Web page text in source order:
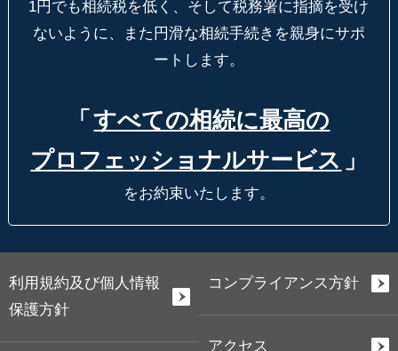
1円でも相続税を低く、そして税務署に指摘を受け
ないように、
また円滑な相続手続きを親身にサポ
ートします。
「 すべての相続に最高の
プロフェッショナルサービス 」
をお約束いたします。
利用規約及び個人情報
保護方針
コンプライアンス方針
アクセス